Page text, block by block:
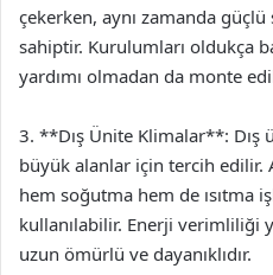
çekerken, aynı zamanda
sahiptir. Kurulumları oldukça
yardımı olmadan da monte
3. **Dış Ünite Klimalar**: Dış
büyük alanlar için tercih edilir.
hem soğutma hem de ısıtma
kullanılabilir. Enerji verimliliği
uzun ömürlü ve dayanıklıdır.